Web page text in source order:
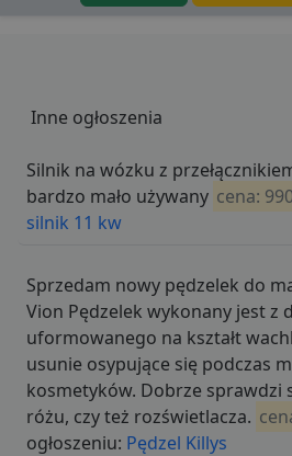
Inne ogłoszenia
Silnik na wózku z
bardzo mało używany cena:
silnik 11 kw
Sprzedam nowy pędzelek do
Vion Pędzelek wykonany jest z
uformowanego na kształt
usunie osypujące się podczas
kosmetyków. Dobrze sprawdzi
różu, czy też rozświetlacza.
ogłoszeniu: Pędzel Killys